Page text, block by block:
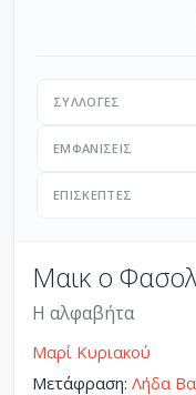
ΣΥΛΛΟΓΈΣ
ΕΜΦΑΝΊΣΕΙΣ
ΕΠΙΣΚΈΠΤΕΣ
Μαικ ο
Η αλφαβήτα
Μαρί Κυριακού
Μετάφραση: Λήδα